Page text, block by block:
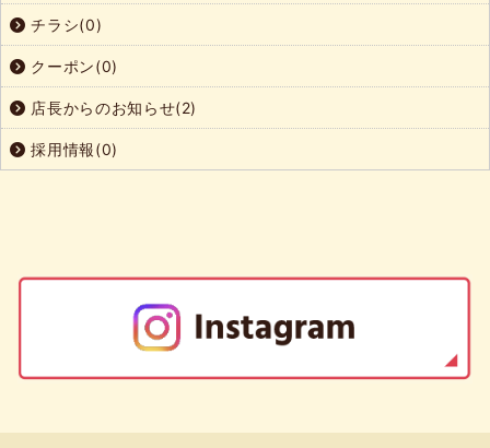
チラシ(0)
クーポン(0)
店長からのお知らせ(2)
採用情報(0)